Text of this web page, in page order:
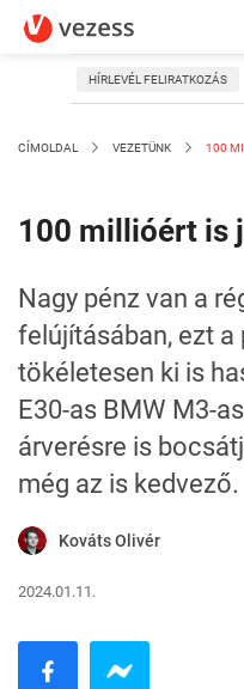
HÍRLEVÉL FELIRATKOZÁS
CÍMOLDAL VEZETÜNK 100
100 millióért is
Nagy pénz van a
felújításában, ezt a
tökéletesen ki is
E30-as BMW M3-
árverésre is
még az is kedvező.
Kováts Olivér
2024.01.11.